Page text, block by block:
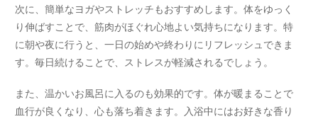
次に、簡単なヨガやストレッチもおすすめします。体をゆっく
り伸ばすことで、筋肉がほぐれ心地よい気持ちになります。特
に朝や夜に行うと、一日の始めや終わりにリフレッシュできま
す。毎日続けることで、ストレスが軽減されるでしょう。
また、温かいお風呂に入るのも効果的です。体が暖まることで
血行が良くなり、心も落ち着きます。入浴中にはお好きな香り